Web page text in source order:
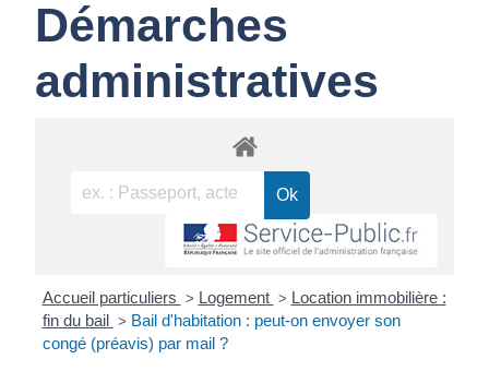
Démarches
administratives
Accueil particuliers > Logement > Location immobilière :
fin du bail > Bail d'habitation : peut-on envoyer son
congé (préavis) par mail ?